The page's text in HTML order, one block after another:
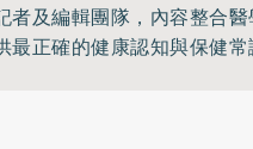
者及編輯團隊，內容整合
正確的健康認知與保健常